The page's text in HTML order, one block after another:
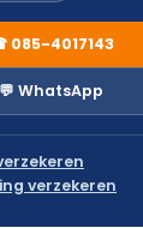
085-4017143
💬 WhatsApp
verzekeren